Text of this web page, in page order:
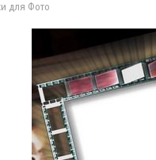
для Фото